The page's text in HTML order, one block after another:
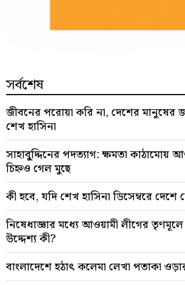
সর্বশেষ
জীবনের পরোয়া করি না, দেশের মানুষের
শেখ হাসিনা
সাহাবু্দ্দিনের পদত্যাগ: ক্ষমতা কাঠামোয়
চিহ্নও গেল মুছে
কী হবে, যদি শেখ হাসিনা ডিসেম্বরে দেশে
নিষেধাজ্ঞার মধ্যে আওয়ামী লীগের
উদ্দেশ্য কী?
বাংলাদেশে হঠাৎ কলেমা লেখা পতাকা